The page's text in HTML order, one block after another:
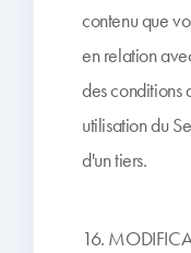
contenu que
en relation
des conditions
utilisation du
d'un tiers.
16.